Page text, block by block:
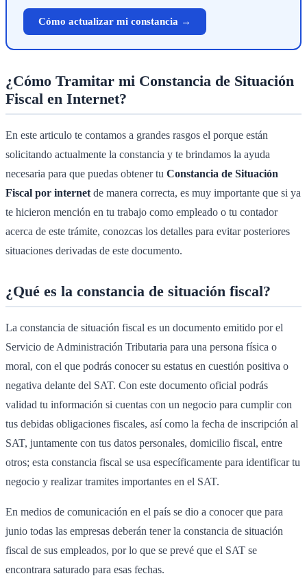
Cómo actualizar mi constancia →
¿Cómo Tramitar mi Constancia de Situación
Fiscal en Internet?
En este articulo te contamos a grandes rasgos el porque están
solicitando actualmente la constancia y te brindamos la ayuda
necesaria para que puedas obtener tu Constancia de Situación
Fiscal por internet de manera correcta, es muy importante que si ya
te hicieron mención en tu trabajo como empleado o tu contador
acerca de este trámite, conozcas los detalles para evitar posteriores
situaciones derivadas de este documento.
¿Qué es la constancia de situación fiscal?
La constancia de situación fiscal es un documento emitido por el
Servicio de Administración Tributaria para una persona física o
moral, con el que podrás conocer su estatus en cuestión positiva o
negativa delante del SAT. Con este documento oficial podrás
validad tu información si cuentas con un negocio para cumplir con
tus debidas obligaciones fiscales, así como la fecha de inscripción al
SAT, juntamente con tus datos personales, domicilio fiscal, entre
otros; esta constancia fiscal se usa específicamente para identificar tu
negocio y realizar tramites importantes en el SAT.
En medios de comunicación en el país se dio a conocer que para
junio todas las empresas deberán tener la constancia de situación
fiscal de sus empleados, por lo que se prevé que el SAT se
encontrara saturado para esas fechas.